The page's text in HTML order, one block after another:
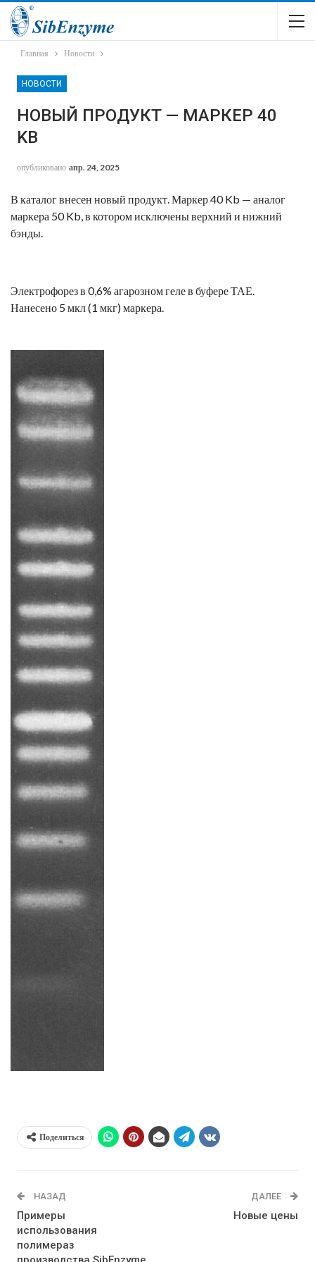
Главная Новости
НОВОСТИ
НОВЫЙ ПРОДУКТ — МАРКЕР 40
KB
опубликовано апр. 24, 2025
В каталог внесен новый продукт. Маркер 40 Kb — аналог
маркера 50 Kb, в котором исключены верхний и нижний
бэнды.
Электрофорез в 0,6% агарозном геле в буфере ТАЕ.
Нанесено 5 мкл (1 мкг) маркера.
Поделиться
НАЗАД
Примеры
использования
полимераз
ДАЛЕЕ
Новые цены